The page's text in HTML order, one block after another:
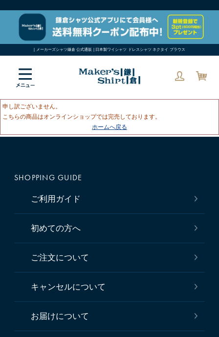
| メーカーズシャツ鎌倉 公式通販 | 日本製ワイシャツ ドレスシャツ ネクタイ ブラウス
申し訳ございません。
こちらの商品はオンラインショップでは完売しております。
ホームへ戻る
SHOPPING GUIDE
ご利用ガイド
初めての方へ
ご注文について
キャンセルについて
お届けについて